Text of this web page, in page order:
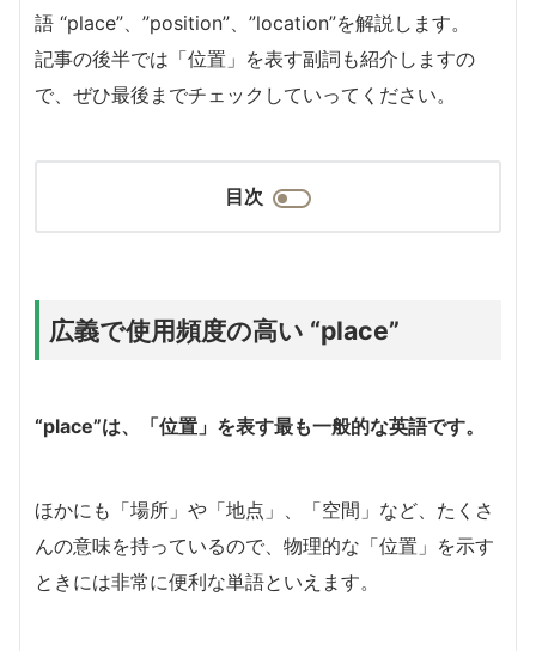
語 “place”、”position”、”location”を解説します。
記事の後半では「位置」を表す副詞も紹介しますの
で、ぜひ最後までチェックしていってください。
目次
広義で使用頻度の高い “place”
“place”は、「位置」を表す最も一般的な英語です。
ほかにも「場所」や「地点」、「空間」など、たくさ
んの意味を持っているので、物理的な「位置」を示す
ときには非常に便利な単語といえます。